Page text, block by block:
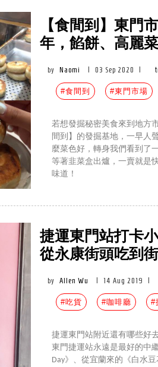
【食間到】東門
年，餡餅、高麗
by Naomi 03 Sep 2020
#食間到 #東門市場
若想發掘秘密美食來到地方
間到】的發掘基地，一早人
麼菜色好，轉身我們看到了
等著韭菜盒出爐，一賣就是
味道！
捷運東門站打卡
從永康街頭吃到
by Allen Wu 14 Aug 2019
#吃貨 #咖啡廳 #
捷運東門站附近還有哪些好
東門捷運站永遠是最好的中
Day》、從宜蘭來的《白水